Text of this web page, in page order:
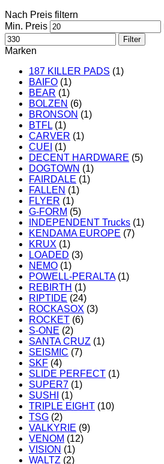
Nach Preis filtern
Min. Preis
Filter
Marken
187 KILLER PADS (1)
BAIFO (1)
BEAR (1)
BOLZEN (6)
BRONSON (1)
BTFL (1)
CARVER (1)
CUEI (1)
DECENT HARDWARE (5)
DOGTOWN (1)
FAIRDALE (1)
FALLEN (1)
FLYER (1)
G-FORM (5)
INDEPENDENT Trucks (1)
KENDAMA EUROPE (7)
KRUX (1)
LOADED (3)
NEMO (1)
POWELL-PERALTA (1)
REBIRTH (1)
RIPTIDE (24)
ROCKASOX (3)
ROCKET (6)
S-ONE (2)
SANTA CRUZ (1)
SEISMIC (7)
SKF (4)
SLIDE PERFECT (1)
SUPER7 (1)
SUSHI
(1)
TRIPLE EIGHT (10)
TSG (2)
VALKYRIE (9)
VENOM (12)
VISION (1)
WALTZ (2)